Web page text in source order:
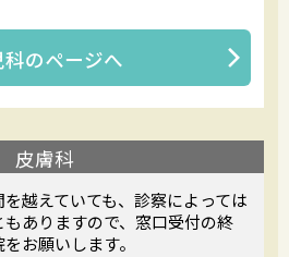
科のページへ
皮膚科
越えていても、診察によっては
ありますので、窓口受付の終
お願いします。